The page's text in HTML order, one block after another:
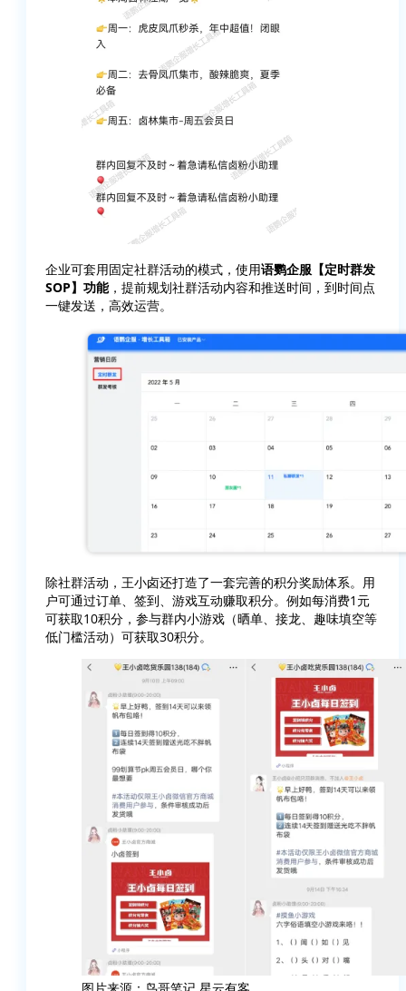
企业可套用固定社群活动的模式，使用语鹦企服【定时群发
SOP】功能，提前规划社群活动内容和推送时间，到时间点
一键发送，高效运营。
除社群活动，王小卤还打造了一套完善的积分奖励体系。用
户可通过订单、签到、游戏互动赚取积分。例如每消费1元
可获取10积分，参与群内小游戏（晒单、接龙、趣味填空等
低门槛活动）可获取30积分。